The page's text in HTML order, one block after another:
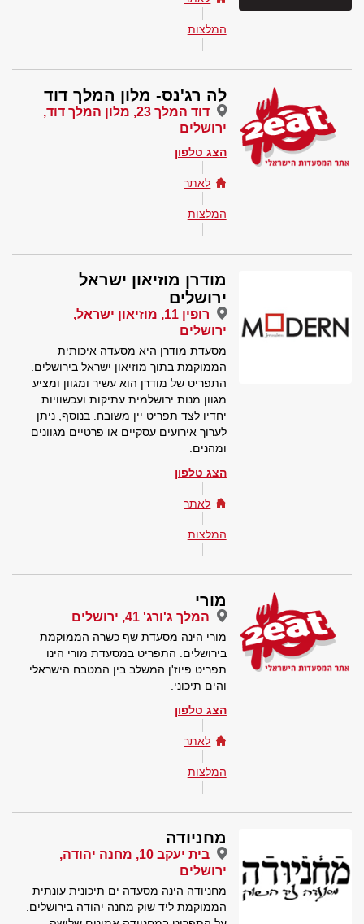
המלצות
לה רג'נס- מלון המלך דוד
דוד המלך 23, מלון המלך דוד,
ירושלים
הצג טלפון
לאתר
המלצות
מודרן מוזיאון ישראל
ירושלים
רופין 11, מוזיאון ישראל,
ירושלים
מסעדת מודרן היא מסעדה איכותית
הממוקמת בתוך מוזיאון ישראל בירושלים.
התפריט של מודרן הוא עשיר ומגוון ומציע
מגוון מנות ירושלמית עתיקות ועכשוויות
יחדיו לצד תפריט יין משובח. בנוסף, ניתן
לערוך אירועים עסקיים או פרטיים מגוונים
ומהנים.
הצג טלפון
לאתר
המלצות
מורי
המלך ג'ורג' 41, ירושלים
מורי הינה מסעדת שף כשרה הממוקמת
בירושלים. התפריט במסעדת מורי הינו
תפריט פיוז'ן המשלב בין המטבח הישראלי
והים תיכוני.
הצג טלפון
לאתר
המלצות
מחניודה
בית יעקב 10, מחנה יהודה,
ירושלים
מחניודה הינה מסעדה ים תיכונית עונתית
הממוקמת ליד שוק מחנה יהודה בירושלים.